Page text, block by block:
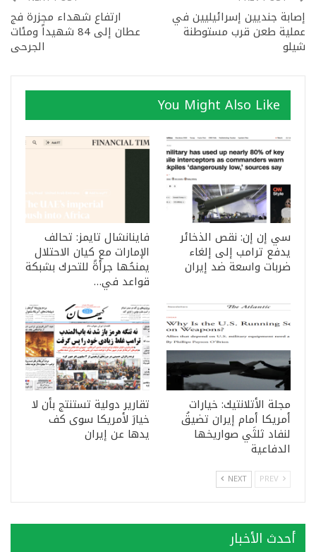
إصابة جنديين إسرائيليين في
عملية طعن قرب مستوطنة
شيلو
ارتفاع شهداء مجزرة فج
عطان إلى 84 شهيداً ومئات
الجرحى
You Might Also Like
سي إن إن: نقص الذخائر
يدفع ترامب إلى إلغاء
ضربات واسعة ضد إيران
فاينانشال تايمز: تحالف
الإمارات مع كيان الاحتلال
يمنحُها جرأةً للتحرك بشبكة
قواعد في…
مجلة الأتلانتيك: خيارات
أمريكا أمام إيران تضيقُ
لنفاد ثلثَي صواريخها
الدفاعية
تقارير دولية تستنتج بأن لا
خيارَ لأمريكا سوى كف
يدها عن إيران
NEXT
أحدث الأخبار